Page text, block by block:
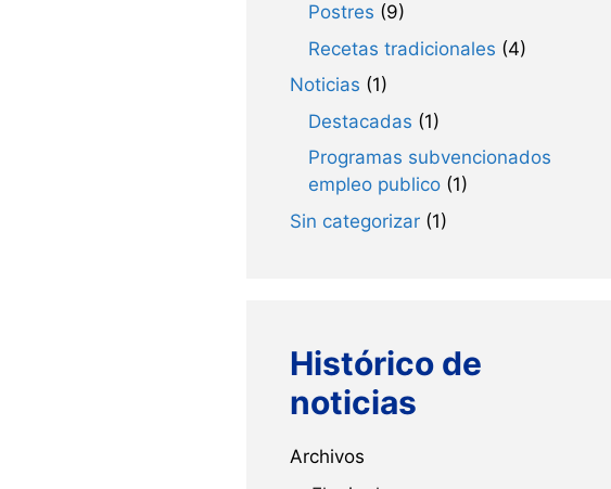
Postres (9)
Recetas tradicionales (4)
Noticias (1)
Destacadas (1)
Programas subvencionados
empleo publico (1)
Sin categorizar (1)
Histórico de
noticias
Archivos